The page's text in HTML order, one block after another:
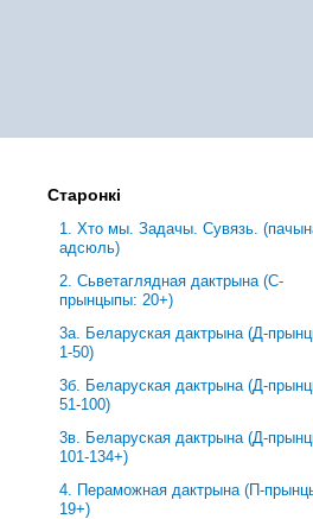
Старонкі
1. Хто мы. Задачы. Сувязь.
адсюль)
2. Сьветаглядная дактрына (С-
прынцыпы: 20+)
3a. Беларуская дактрына (Д-
1-50)
3б. Беларуская дактрына (Д-
51-100)
3в. Беларуская дактрына (Д-
101-134+)
4. Пераможная дактрына (П-
19+)